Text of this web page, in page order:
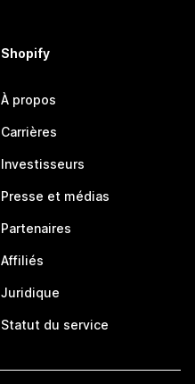
Shopify
À propos
Carrières
Investisseurs
Presse et médias
Partenaires
Affiliés
Juridique
Statut du service